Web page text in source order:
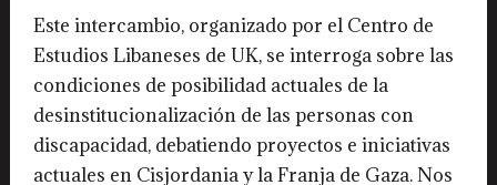
Este intercambio, organizado por el Centro de
Estudios Libaneses de UK, se interroga sobre las
condiciones de posibilidad actuales de la
desinstitucionalización de las personas con
discapacidad, debatiendo proyectos e iniciativas
actuales en Cisjordania y la Franja de Gaza. Nos